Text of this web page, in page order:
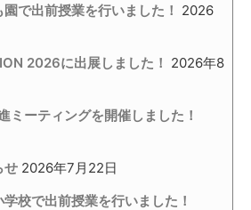
で出前授業を行いました！ 2026
2026に出展しました！ 2026年8
ミーティングを開催しました！
せ 2026年7月22日
校で出前授業を行いました！